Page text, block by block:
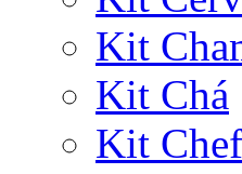
Kit
Kit Chá
Kit